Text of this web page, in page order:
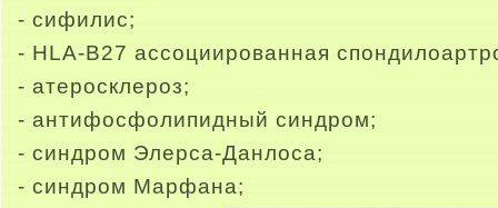
- сифилис;
- HLA-B27 ассоциированная
- атеросклероз;
- антифосфолипидный синдром;
- синдром Элерса-Данлоса;
- синдром Марфана;